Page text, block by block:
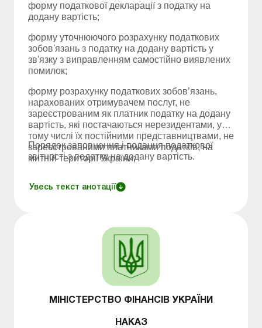
форму податкової декларації з податку на
додану вартість;
форму уточнюючого розрахунку податкових
зобов'язань з податку на додану вартість у
зв'язку з виправленням самостійно виявлених
помилок;
форму розрахунку податкових зобов’язань,
нарахованих отримувачем послуг, не
зареєстрованим як платник податку на додану
вартість, які постачаються нерезидентами, у
тому числі їх постійними представництвами, не
зареєстрованими платниками податків, на
митній території України;
Порядок заповнення і подання податкової
звітності з податку на додану вартість.
Увесь текст анотації
МІНІСТЕРСТВО ФІНАНСІВ УКРАЇНИ
НАКАЗ